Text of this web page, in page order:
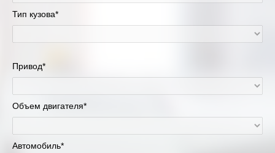
Тип кузова*
Привод*
Объем двигателя*
Автомобиль*